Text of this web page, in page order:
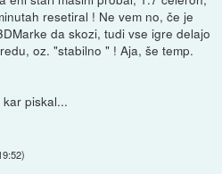
resetiral ! Ne vem no, če je
da skozi, tudi vse igre delajo
oz. "stabilno " ! Aja, še temp.
piskal...
)